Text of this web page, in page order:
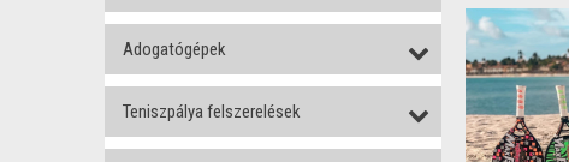
Adogatógépek
Teniszpálya felszerelések